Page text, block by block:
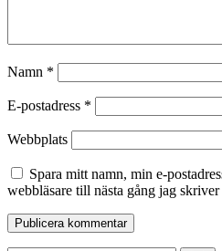
Namn *
E-postadress *
Webbplats
Spara mitt namn, min e-
webbläsare till nästa gång jag